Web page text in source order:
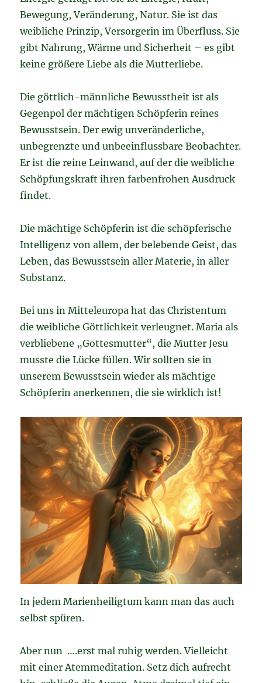
Bewegung, Veränderung, Natur. Sie ist das
weibliche Prinzip, Versorgerin im Überfluss. Sie
gibt Nahrung, Wärme und Sicherheit – es gibt
keine größere Liebe als die Mutterliebe.
Die göttlich-männliche Bewusstheit ist als
Gegenpol der mächtigen Schöpferin reines
Bewusstsein. Der ewig unveränderliche,
unbegrenzte und unbeeinflussbare Beobachter.
Er ist die reine Leinwand, auf der die weibliche
Schöpfungskraft ihren farbenfrohen Ausdruck
findet.
Die mächtige Schöpferin ist die schöpferische
Intelligenz von allem, der belebende Geist, das
Leben, das Bewusstsein aller Materie, in aller
Substanz.
Bei uns in Mitteleuropa hat das Christentum
die weibliche Göttlichkeit verleugnet. Maria als
verbliebene „Gottesmutter“, die Mutter Jesu
musste die Lücke füllen. Wir sollten sie in
unserem Bewusstsein wieder als mächtige
Schöpferin anerkennen, die sie wirklich ist!
In jedem Marienheiligtum kann man das auch
selbst spüren.
Aber nun ….erst mal ruhig werden. Vielleicht
mit einer Atemmeditation. Setz dich aufrecht